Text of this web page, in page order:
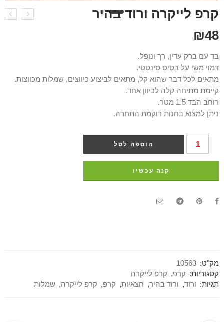
קרפ לייקרה ורוד בהיר
₪48
בד עם ברק עדין, רך ונופל.
דמוי משי על בסיס סינטטי.
מתאים לכל דבר שהוא קל, מתאים לביצוע כיווצים, שמלות מכווצות.
קיימת מתיחה קלה לכיוון אחד.
רוחב הבד 1.5 מטר.
ניתן למצוא בחנות רוקמת התחרה.
הוספה לסל
קנה עכשיו
מק"ט: 10563
קטגוריות: קרפ, קרפ לייקרה
תגיות: ורוד, ורוד בהיר, חצאיות, קרפ, קרפ לייקרה, שמלות